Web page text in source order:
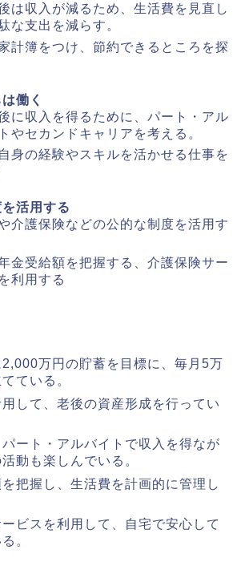
は収入が減るため、生活費を見直し
な支出を減らす。
計簿をつけ、節約できるところを探
働く
に収入を得るために、パート・アル
やセカンドキャリアを考える。
身の経験やスキルを活かせる仕事を
活用する
介護保険などの公的な制度を活用す
金受給額を把握する、介護保険サー
利用する
万円の貯蓄を目標に、毎月5万
ている。
して、老後の資産形成を行ってい
ート・アルバイトで収入を得なが
動も楽しんでいる。
把握し、生活費を計画的に管理し
ビスを利用して、自宅で安心して
。